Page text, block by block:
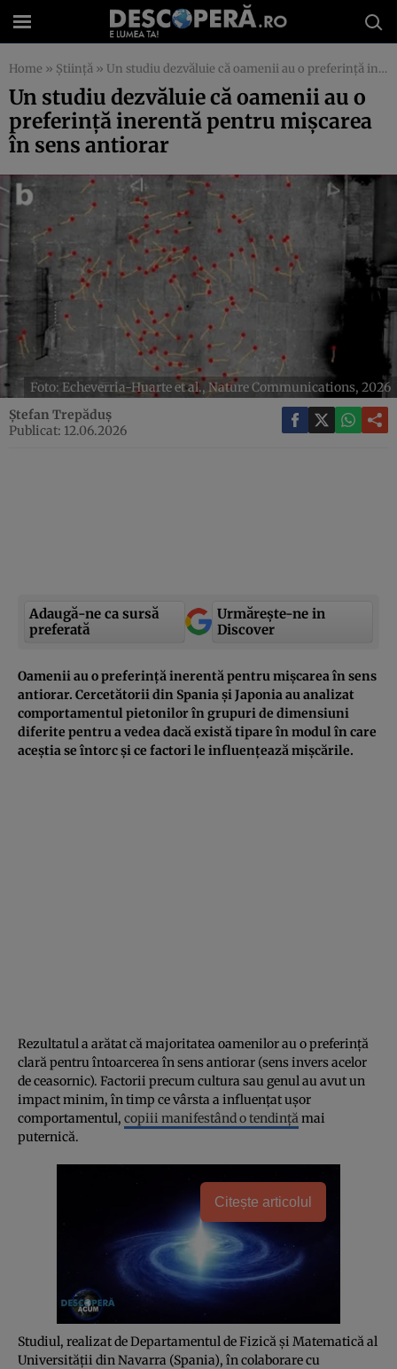
Home » Știință » Un studiu dezvăluie că oamenii au o preferință inerentă pentru mișcarea în sens antiorar
Un studiu dezvăluie că oamenii au o
preferință inerentă pentru mișcarea
în sens antiorar
Foto: Echeverria-Huarte et al., Nature Communications, 2026
Ștefan Trepăduș
Publicat: 12.06.2026
Adaugă-ne ca sursă
preferată
Urmărește-ne in
Discover
Oamenii au o preferință inerentă pentru mișcarea în sens
antiorar. Cercetătorii din Spania și Japonia au analizat
comportamentul pietonilor în grupuri de dimensiuni
diferite pentru a vedea dacă există tipare în modul în care
aceștia se întorc și ce factori le influențează mișcările.
Rezultatul a arătat că majoritatea oamenilor au o preferință
clară pentru întoarcerea în sens antiorar (sens invers acelor
de ceasornic). Factorii precum cultura sau genul au avut un
impact minim, în timp ce vârsta a influențat ușor
comportamentul, copiii manifestând o tendințămai
puternică.
Citește articolul
Studiul, realizat de Departamentul de Fizică și Matematică al
Universității din Navarra (Spania), în colaborare cu